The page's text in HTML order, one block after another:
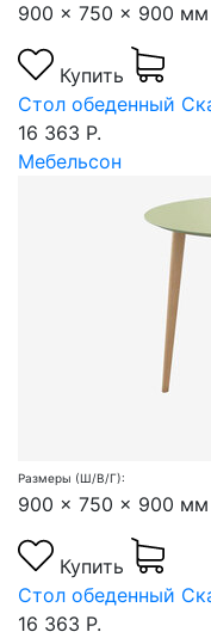
900 x 750 x 900 мм
Купить
Стол обеденный
16 363 Р.
Мебельсон
Размеры (Ш/В/Г):
900 x 750 x 900 мм
Купить
Стол обеденный
16 363 Р.